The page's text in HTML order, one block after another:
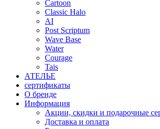
Cartoon
Classic Halo
AI
Post Scriptum
Wave Base
Water
Courage
Tais
АТЕЛЬЕ
сертификаты
О бренде
Информация
Акции, скидки и подарочные
Доставка и оплата